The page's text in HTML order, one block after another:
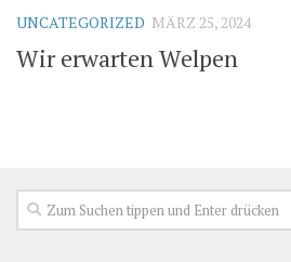
UNCATEGORIZED MÄRZ 25, 2024
Wir erwarten Welpen